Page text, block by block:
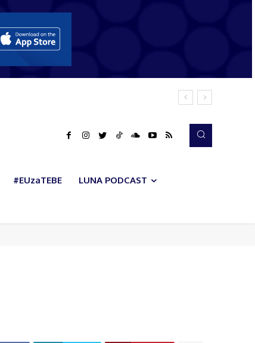
#EUzaTEBE LUNA PODCAST